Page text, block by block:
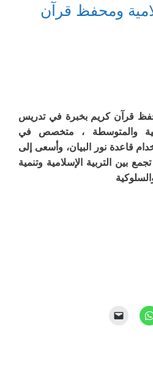
ومحفظ قرآن
قرآن كريم بخبرة في تدريس
والمتوسطة ، متخصص في
قاعدة نور البيان، وأسعى إلى
بين التربية الإسلامية وتنمية